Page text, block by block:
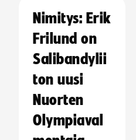
Nimitys: Erik
Frilund on
Salibandylii
ton uusi
Nuorten
Olympiaval